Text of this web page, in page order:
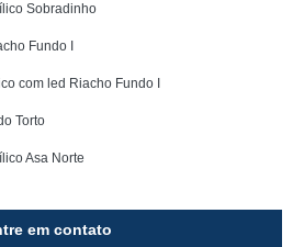
Sobradinho
Fundo I
com led Riacho Fundo I
Torto
Asa Norte
em contato